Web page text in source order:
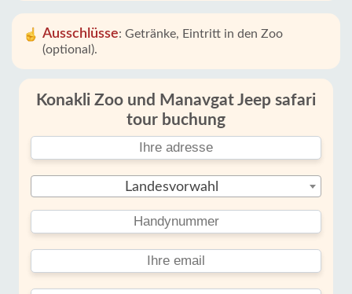
Ausschlüsse: Getränke, Eintritt in den Zoo
(optional).
Konakli Zoo und Manavgat Jeep safari
tour buchung
Landesvorwahl